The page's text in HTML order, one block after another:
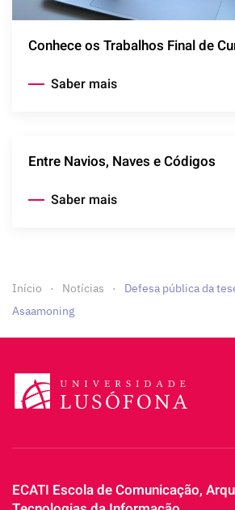
Conhece os Trabalhos Final de
Saber mais
Entre Navios, Naves e Códigos
Saber mais
Início Notícias
Defesa pública da
Asaamoning
ECATI Escola de Comunicação,